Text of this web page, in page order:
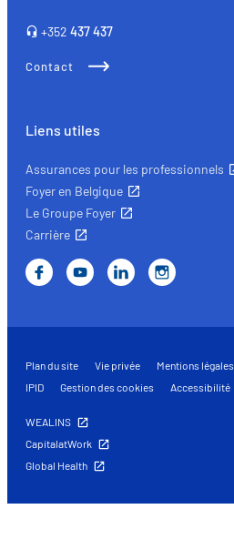
+352 437 437
Contact
Liens utiles
Assurances pour les professionnels
Foyer en Belgique
Le Groupe Foyer
Carrière
Plan du site Vie privée Mentions légales
IPID
Gestion des cookies Accessibilité
WEALINS
CapitalatWork
Global Health